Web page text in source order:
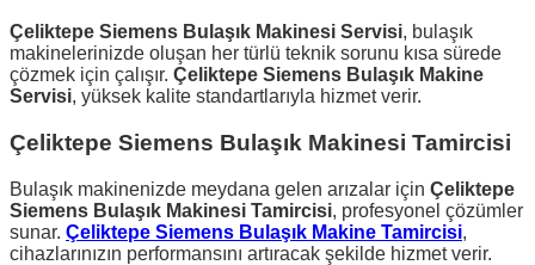
Çeliktepe Siemens Bulaşık Makinesi Servisi, bulaşık
makinelerinizde oluşan her türlü teknik sorunu kısa sürede
çözmek için çalışır. Çeliktepe Siemens Bulaşık Makine
Servisi, yüksek kalite standartlarıyla hizmet verir.
Çeliktepe Siemens Bulaşık Makinesi Tamircisi
Bulaşık makinenizde meydana gelen arızalar için Çeliktepe
Siemens Bulaşık Makinesi Tamircisi, profesyonel çözümler
sunar. Çeliktepe Siemens Bulaşık Makine Tamircisi,
cihazlarınızın performansını artıracak şekilde hizmet verir.